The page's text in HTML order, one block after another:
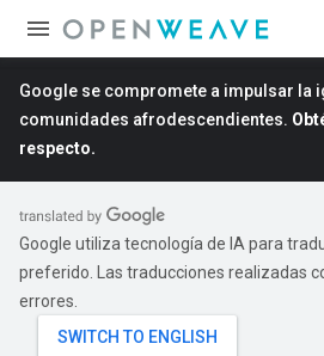
Google se compromete a impulsar la
comunidades afrodescendientes.
respecto.
Google utiliza tecnología de IA para
preferido. Las traducciones realizadas
errores.